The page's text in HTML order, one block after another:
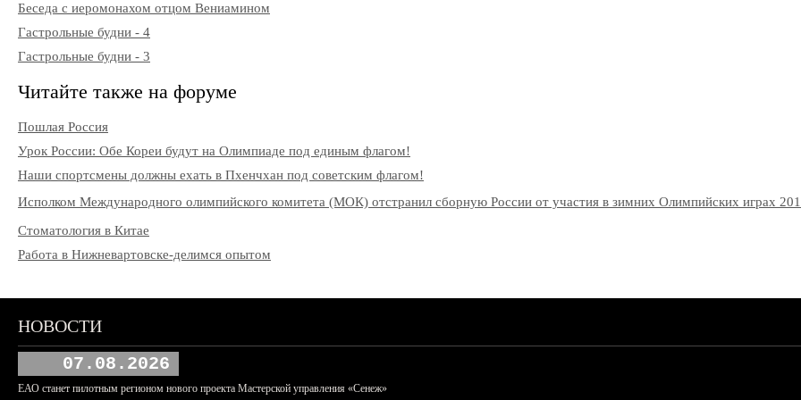
Беседа с иеромонахом отцом Вениамином
Гастрольные будни - 4
Гастрольные будни - 3
Читайте также на форуме
Пошлая Россия
Урок России: Обе Кореи будут на Олимпиаде под единым флагом!
Наши спортсмены должны ехать в Пхенчхан под советским флагом!
Исполком Международного олимпийского комитета (МОК) отстранил сборную России от участия в зимних Олимпийских играх 2018
Стоматология в Китае
Работа в Нижневартовске-делимся опытом
НОВОСТИ
07.08.2026
ЕАО станет пилотным регионом нового проекта Мастерской управления «Сенеж»